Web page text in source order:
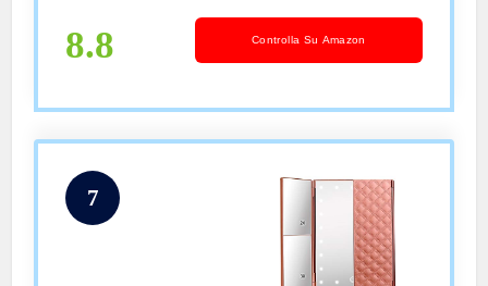
8.8 Controlla Su Amazon
7